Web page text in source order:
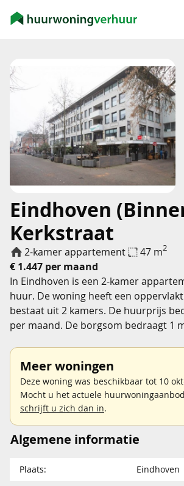
Eindhoven
Kerkstraat
2-kamer appartement 47 m2
€ 1.447 per maand
In Eindhoven is een 2-kamer
huur. De woning heeft een
bestaat uit 2 kamers. De huurprijs
per maand. De borgsom bedraagt 1
Meer woningen
Deze woning was beschikbaar tot 10
Mocht u het actuele
schrijft u zich dan in.
Algemene informatie
Plaats:
Eindhoven